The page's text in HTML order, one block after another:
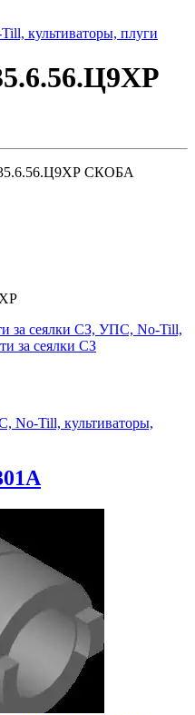
культиваторы, плуги
СКОБА
за сеялки СЗ, УПС, No-Till,
за сеялки СЗ
No-Till, культиваторы,